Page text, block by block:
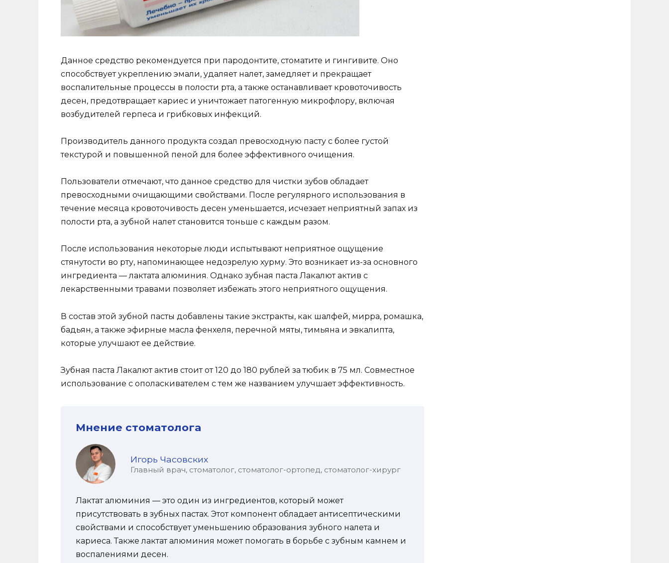
Данное средство рекомендуется при пародонтите, стоматите и гингивите. Оно
способствует укреплению эмали, удаляет налет, замедляет и прекращает
воспалительные процессы в полости рта, а также останавливает кровоточивость
десен, предотвращает кариес и уничтожает патогенную микрофлору, включая
возбудителей герпеса и грибковых инфекций.
Производитель данного продукта создал превосходную пасту с более густой
текстурой и повышенной пеной для более эффективного очищения.
Пользователи отмечают, что данное средство для чистки зубов обладает
превосходными очищающими свойствами. После регулярного использования в
течение месяца кровоточивость десен уменьшается, исчезает неприятный запах из
полости рта, а зубной налет становится тоньше с каждым разом.
После использования некоторые люди испытывают неприятное ощущение
стянутости во рту, напоминающее недозрелую хурму. Это возникает из-за основного
ингредиента — лактата алюминия. Однако зубная паста Лакалют актив с
лекарственными травами позволяет избежать этого неприятного ощущения.
В состав этой зубной пасты добавлены такие экстракты, как шалфей, мирра, ромашка,
бадьян, а также эфирные масла фенхеля, перечной мяты, тимьяна и эвкалипта,
которые улучшают ее действие.
Зубная паста Лакалют актив стоит от 120 до 180 рублей за тюбик в 75 мл. Совместное
использование с ополаскивателем с тем же названием улучшает эффективность.
Мнение стоматолога
Игорь Часовских
Главный врач, стоматолог, стоматолог-ортопед, стоматолог-хирург
Лактат алюминия — это один из ингредиентов, который может
присутствовать в зубных пастах. Этот компонент обладает антисептическими
свойствами и способствует уменьшению образования зубного налета и
кариеса. Также лактат алюминия может помогать в борьбе с зубным камнем и
воспалениями десен.